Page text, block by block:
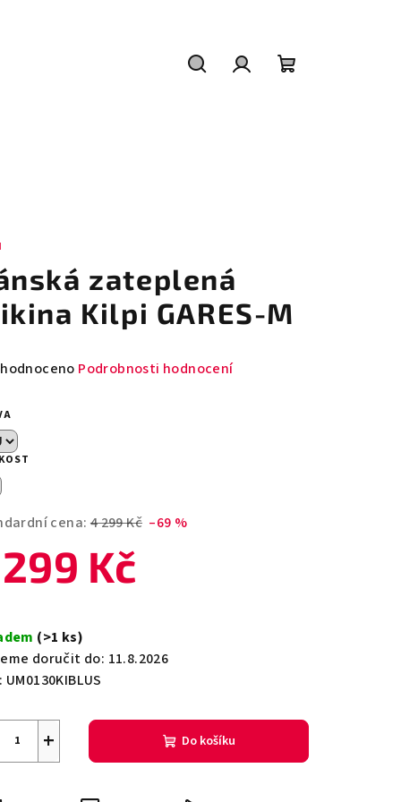
zateplená
Kilpi GARES-M
Podrobnosti hodnocení
cena: 4 299 Kč –69 %
Kč
(>1 ks)
doručit do: 11.8.2026
UM0130KIBLUS
+ Do košíku